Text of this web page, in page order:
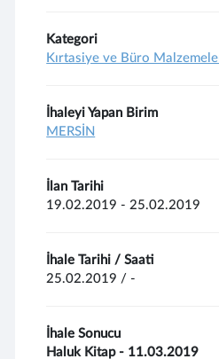
Kategori
Kırtasiye ve Büro
İhaleyi Yapan Birim
MERSİN
İlan Tarihi
19.02.2019 - 25.02.2019
İhale Tarihi / Saati
25.02.2019 / -
İhale Sonucu
Haluk Kitap - 11.03.2019